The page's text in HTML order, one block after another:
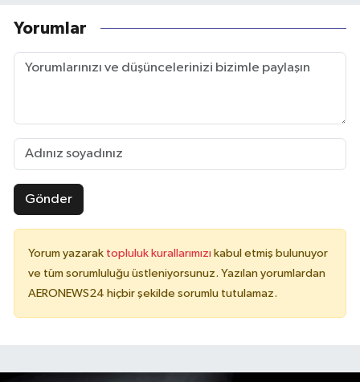
Yorumlar
Gönder
Yorum yazarak topluluk kurallarımızı kabul etmiş bulunuyor
ve tüm sorumluluğu üstleniyorsunuz. Yazılan yorumlardan
AERONEWS24 hiçbir şekilde sorumlu tutulamaz.